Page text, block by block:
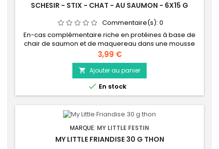
SCHESIR - STIX - CHAT - AU SAUMON - 6X15 G
Commentaire(s): 0
En-cas complémentaire riche en protéines à base de
chair de saumon et de maquereau dans une mousse
crémeuse.
Prix
3,99 €
 Ajouter au panier
 En stock
MARQUE: MY LITTLE FESTIN
MY LITTLE FRIANDISE 30 G THON